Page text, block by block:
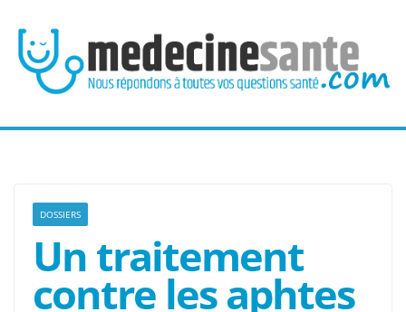
contenu
DOSSIERS
Un traitement
contre les aphtes